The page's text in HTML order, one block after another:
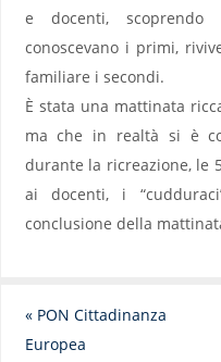
e docenti,
conoscevano i primi,
familiare i secondi.
È stata una mattinata
ma che in realtà si è
durante la ricreazione, le
ai docenti, i
conclusione della
«PON Cittadinanza
Europea